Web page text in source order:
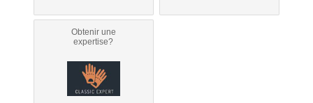
Obtenir une
expertise?